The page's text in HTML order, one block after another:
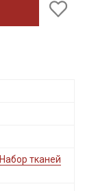
Набор тканей